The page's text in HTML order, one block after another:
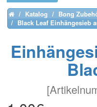
HomeKatalog Bong
Black Leaf Einhängesieb
[